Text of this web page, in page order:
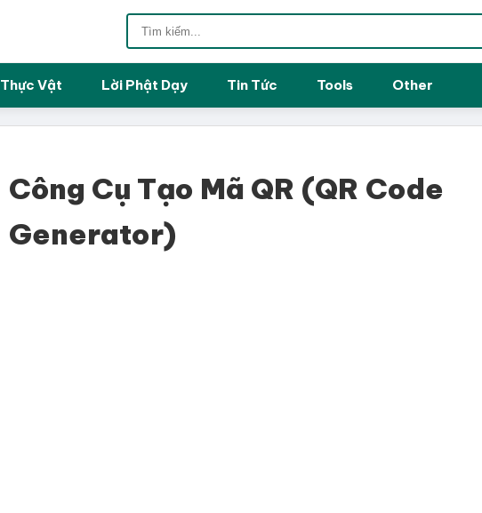
Thực Vật Lời Phật Dạy Tin Tức Tools Other
Công Cụ Tạo Mã QR (QR Code
Generator)